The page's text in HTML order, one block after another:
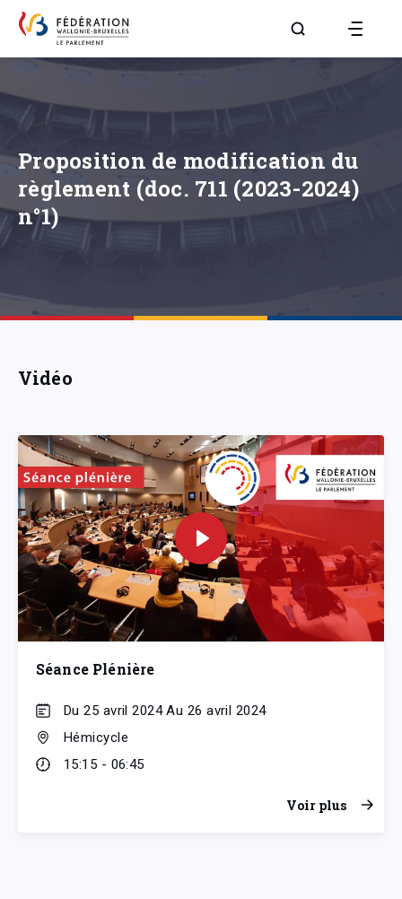
Aller à la page
Proposition de modification du
règlement (doc. 711 (2023-2024)
n°1)
Vidéo
Séance Plénière
Du 25 avril 2024 Au 26 avril 2024
Hémicycle
15:15 - 06:45
Voir plus